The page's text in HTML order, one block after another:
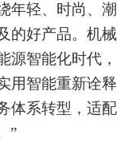
年轻、时尚、潮
的好产品。机械
源智能化时代，
用智能重新诠释
体系转型，适配
”